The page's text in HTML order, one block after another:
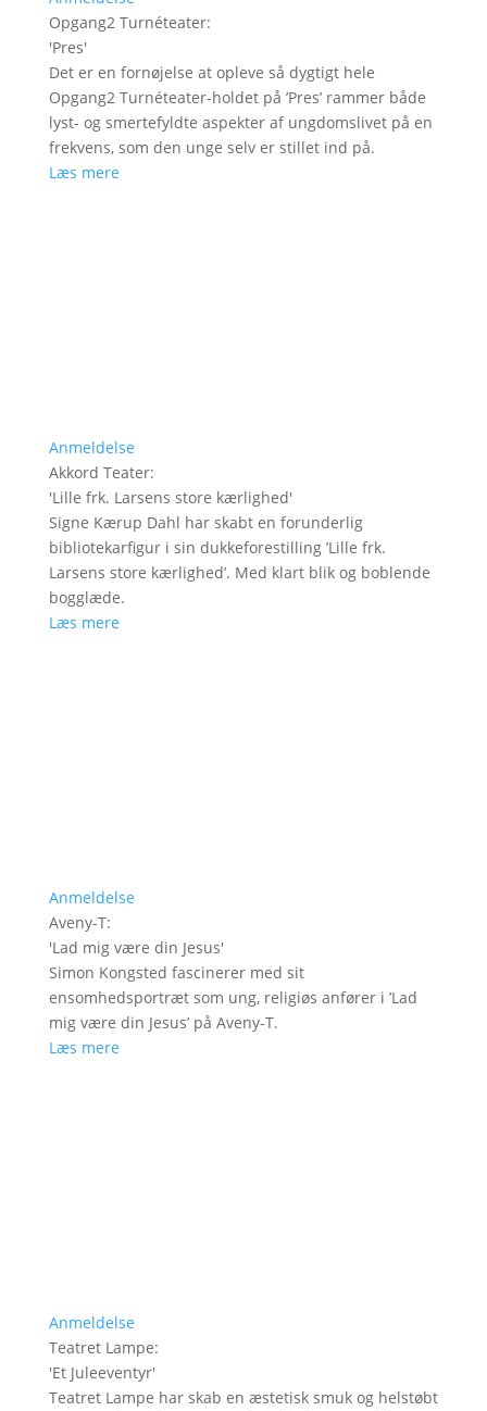
Opgang2 Turnéteater:
'Pres'
Det er en fornøjelse at opleve så dygtigt hele
Opgang2 Turnéteater-holdet på ’Pres’ rammer både
lyst- og smertefyldte aspekter af ungdomslivet på en
frekvens, som den unge selv er stillet ind på.
Læs mere
Anmeldelse
Akkord Teater:
'Lille frk. Larsens store kærlighed'
Signe Kærup Dahl har skabt en forunderlig
bibliotekarfigur i sin dukkeforestilling ’Lille frk.
Larsens store kærlighed’. Med klart blik og boblende
bogglæde.
Læs mere
Anmeldelse
Aveny-T:
'Lad mig være din Jesus'
Simon Kongsted fascinerer med sit
ensomhedsportræt som ung, religiøs anfører i ’Lad
mig være din Jesus’ på Aveny-T.
Læs mere
Anmeldelse
Teatret Lampe:
'Et Juleeventyr'
Teatret Lampe har skab en æstetisk smuk og helstøbt